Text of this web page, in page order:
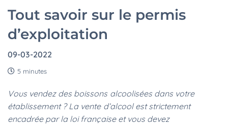
Tout savoir sur le permis
d’exploitation
09-03-2022
5 minutes
Vous vendez des boissons alcoolisées dans votre
établissement ? La vente d’alcool est strictement
encadrée par la loi française et vous devez